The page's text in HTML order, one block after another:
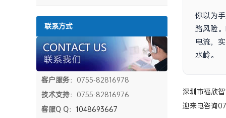
你以为
路风险
电流，
水岭。
深圳市福欣
迎来电咨询
联系方式
客户服务：0755-82816978
技术支持：0755-82816976
客服Q Q： 1048693667